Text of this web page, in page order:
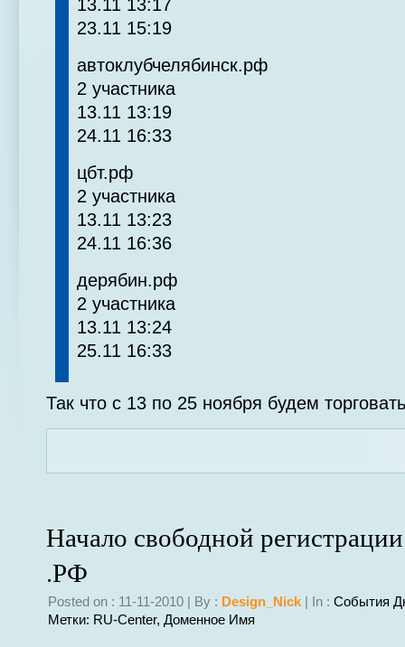
13.11 13:17
23.11 15:19
автоклубчелябинск.рф
2 участника
13.11 13:19
24.11 16:33
цбт.рф
2 участника
13.11 13:23
24.11 16:36
дерябин.рф
2 участника
13.11 13:24
25.11 16:33
Так что с 13 по 25 ноября будем
Начало свободной
.РФ
Posted on : 11-11-2010 | By : Design_Nick | In : События
Метки: RU-Center, Доменное Имя